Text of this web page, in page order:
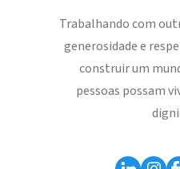
Trabalhando com
generosidade e
construir um
pessoas possam